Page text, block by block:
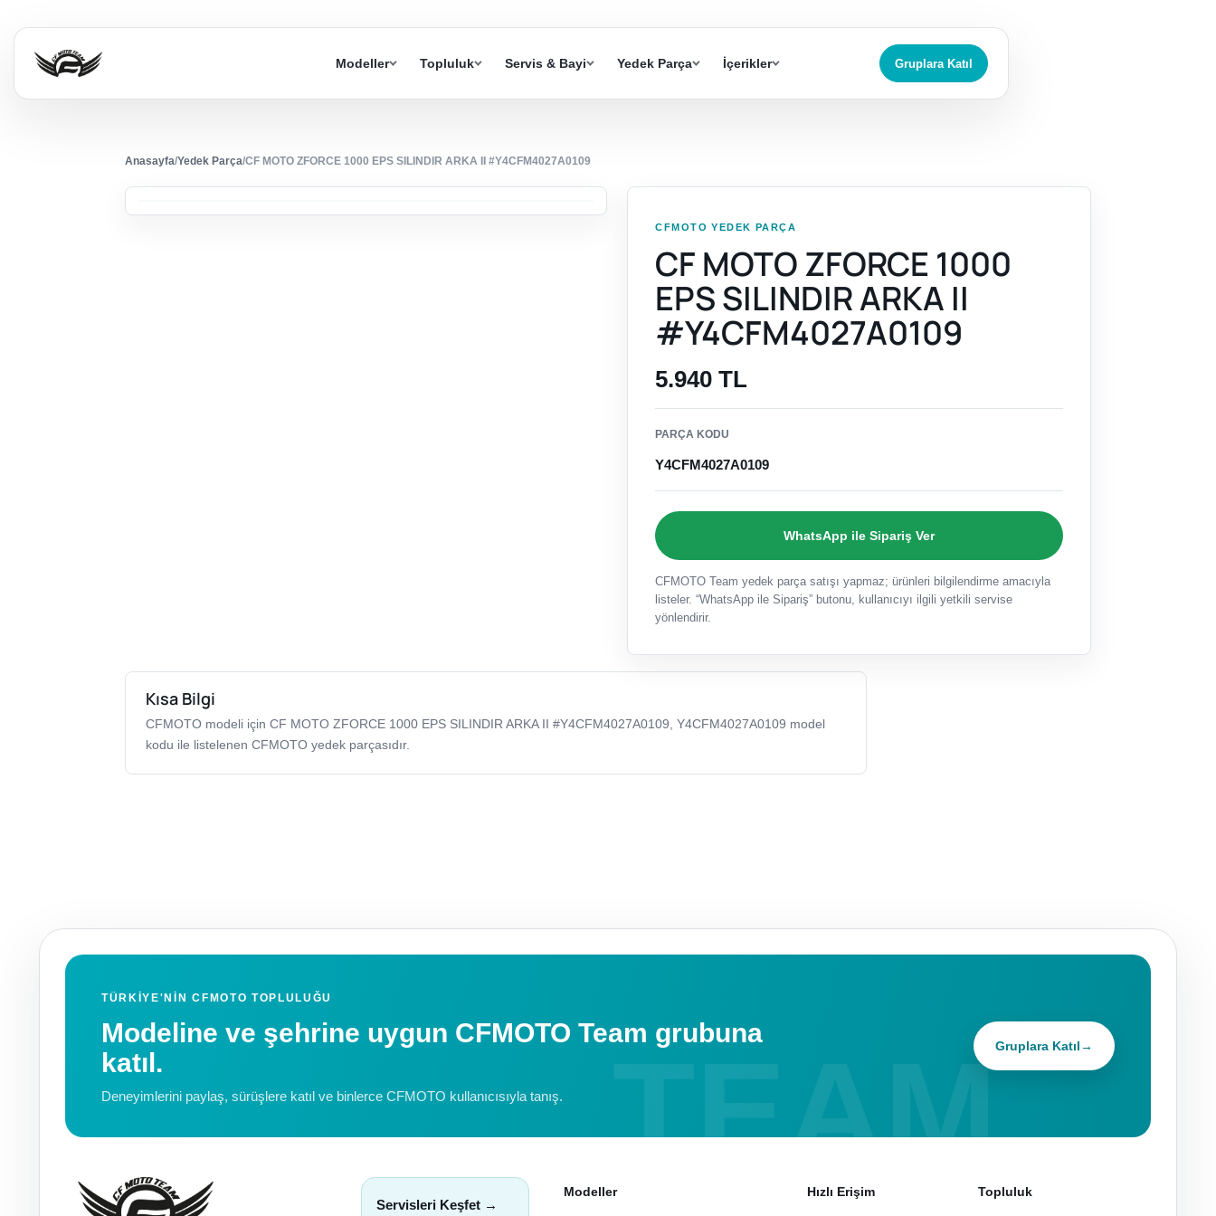
Modeller Topluluk Servis & Bayi Yedek Parça İçerikler Gruplara Katıl
Anasayfa/Yedek Parça/CF MOTO ZFORCE 1000 EPS SILINDIR ARKA II #Y4CFM4027A0109
CFMOTO YEDEK PARÇA
CF MOTO ZFORCE 1000
EPS SILINDIR ARKA II
#Y4CFM4027A0109
5.940 TL
PARÇA KODU
Y4CFM4027A0109
WhatsApp ile Sipariş Ver
CFMOTO Team yedek parça satışı yapmaz; ürünleri bilgilendirme amacıyla
listeler. “WhatsApp ile Sipariş” butonu, kullanıcıyı ilgili yetkili servise
yönlendirir.
Kısa Bilgi
CFMOTO modeli için CF MOTO ZFORCE 1000 EPS SILINDIR ARKA II #Y4CFM4027A0109, Y4CFM4027A0109 model
kodu ile listelenen CFMOTO yedek parçasıdır.
TÜRKIYE'NIN CFMOTO TOPLULUĞU
Modeline ve şehrine uygun CFMOTO Team grubuna
katıl.
Deneyimlerini paylaş, sürüşlere katıl ve binlerce CFMOTO kullanıcısıyla tanış.
Gruplara Katıl→
Servisleri Keşfet →
Modeller Hızlı Erişim Topluluk